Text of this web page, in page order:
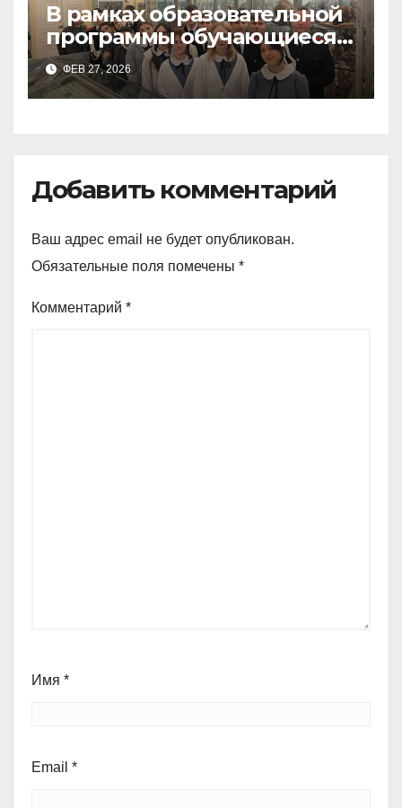
В рамках образовательной
программы обучающиеся
9а,8,9б классов посетили
зоологический музей и
ФЕВ 27, 2026
Добавить комментарий
Ваш адрес email не будет опубликован.
Обязательные поля помечены *
Комментарий *
Имя *
Email *